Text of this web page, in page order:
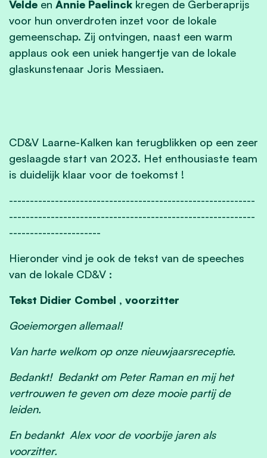
Velde en Annie Paelinck kregen de Gerberaprijs
voor hun onverdroten inzet voor de lokale
gemeenschap. Zij ontvingen, naast een warm
applaus ook een uniek hangertje van de lokale
glaskunstenaar Joris Messiaen.
CD&V Laarne-Kalken kan terugblikken op een zeer
geslaagde start van 2023. Het enthousiaste team
is duidelijk klaar voor de toekomst !
-----------------------------------------------------------
-----------------------------------------------------------
----------------------
Hieronder vind je ook de tekst van de speeches
van de lokale CD&V :
Tekst Didier Combel , voorzitter
Goeiemorgen allemaal!
Van harte welkom op onze nieuwjaarsreceptie.
Bedankt! Bedankt om Peter Raman en mij het
vertrouwen te geven om deze mooie partij de
leiden.
En bedankt Alex voor de voorbije jaren als
voorzitter.